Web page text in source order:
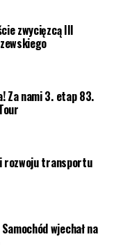
zwycięzcą III
Za nami 3. etap 83.
rozwoju transportu
wjechał na